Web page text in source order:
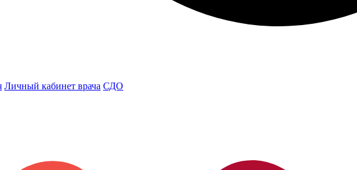
Личный кабинет врача СДО